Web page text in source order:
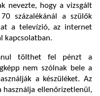
nevezte, hogy a vizsgált
százalékánál a szülők
a televízió, az internet
kapcsolatban.
tölthet fel pénzt a
nem szólnak bele a
a készüléket. Az
ellenőrizetlenül,